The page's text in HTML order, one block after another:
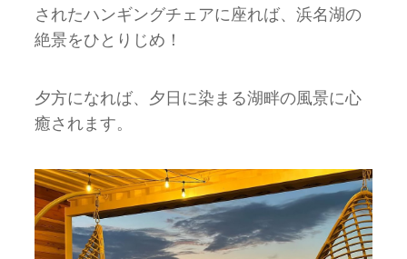
されたハンギングチェアに座れば、浜名湖の
絶景をひとりじめ！
夕方になれば、夕日に染まる湖畔の風景に心
癒されます。